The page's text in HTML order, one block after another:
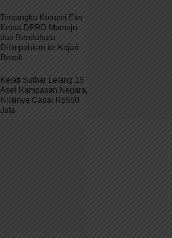
Tersangka Korupsi Eks
Ketua DPRD Mamuju
dan Bendahara
Dilimpahkan ke Kejari
Besok
Kejati Sulbar Lelang 15
Aset Rampasan Negara,
Nilainya Capai Rp550
Juta